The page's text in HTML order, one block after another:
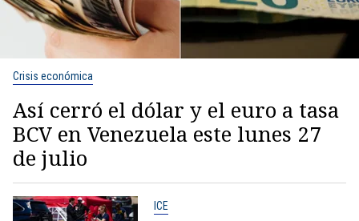
Crisis económica
Así cerró el dólar y el euro a tasa
BCV en Venezuela este lunes 27
de julio
ICE